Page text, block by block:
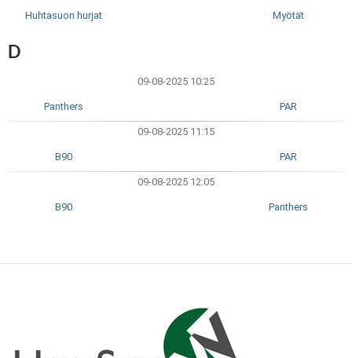
Huhtasuon hurjat Myötät
D
09-08-2025 10:25
Panthers PAR
09-08-2025 11:15
B90 PAR
09-08-2025 12:05
B90 Panthers